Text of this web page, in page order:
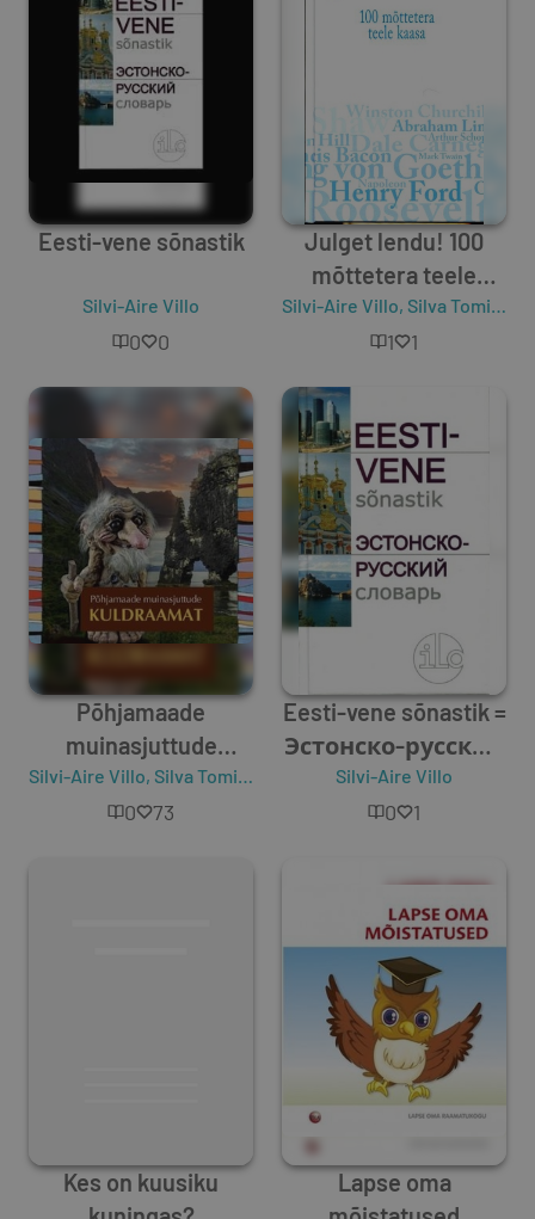
Eesti-vene sõnastik
Silvi-Aire Villo
0 0
Julget lendu! 100
mõttetera teele
kaasa
Silvi-Aire Villo, Silva Tomingas
1 1
Põhjamaade
muinasjuttude
kuldraamat
Silvi-Aire Villo, Silva Tomingas
0 73
Eesti-vene sõnastik =
Эстонско-русский
словарь
Silvi-Aire Villo
0 1
Kes on kuusiku
Lapse oma